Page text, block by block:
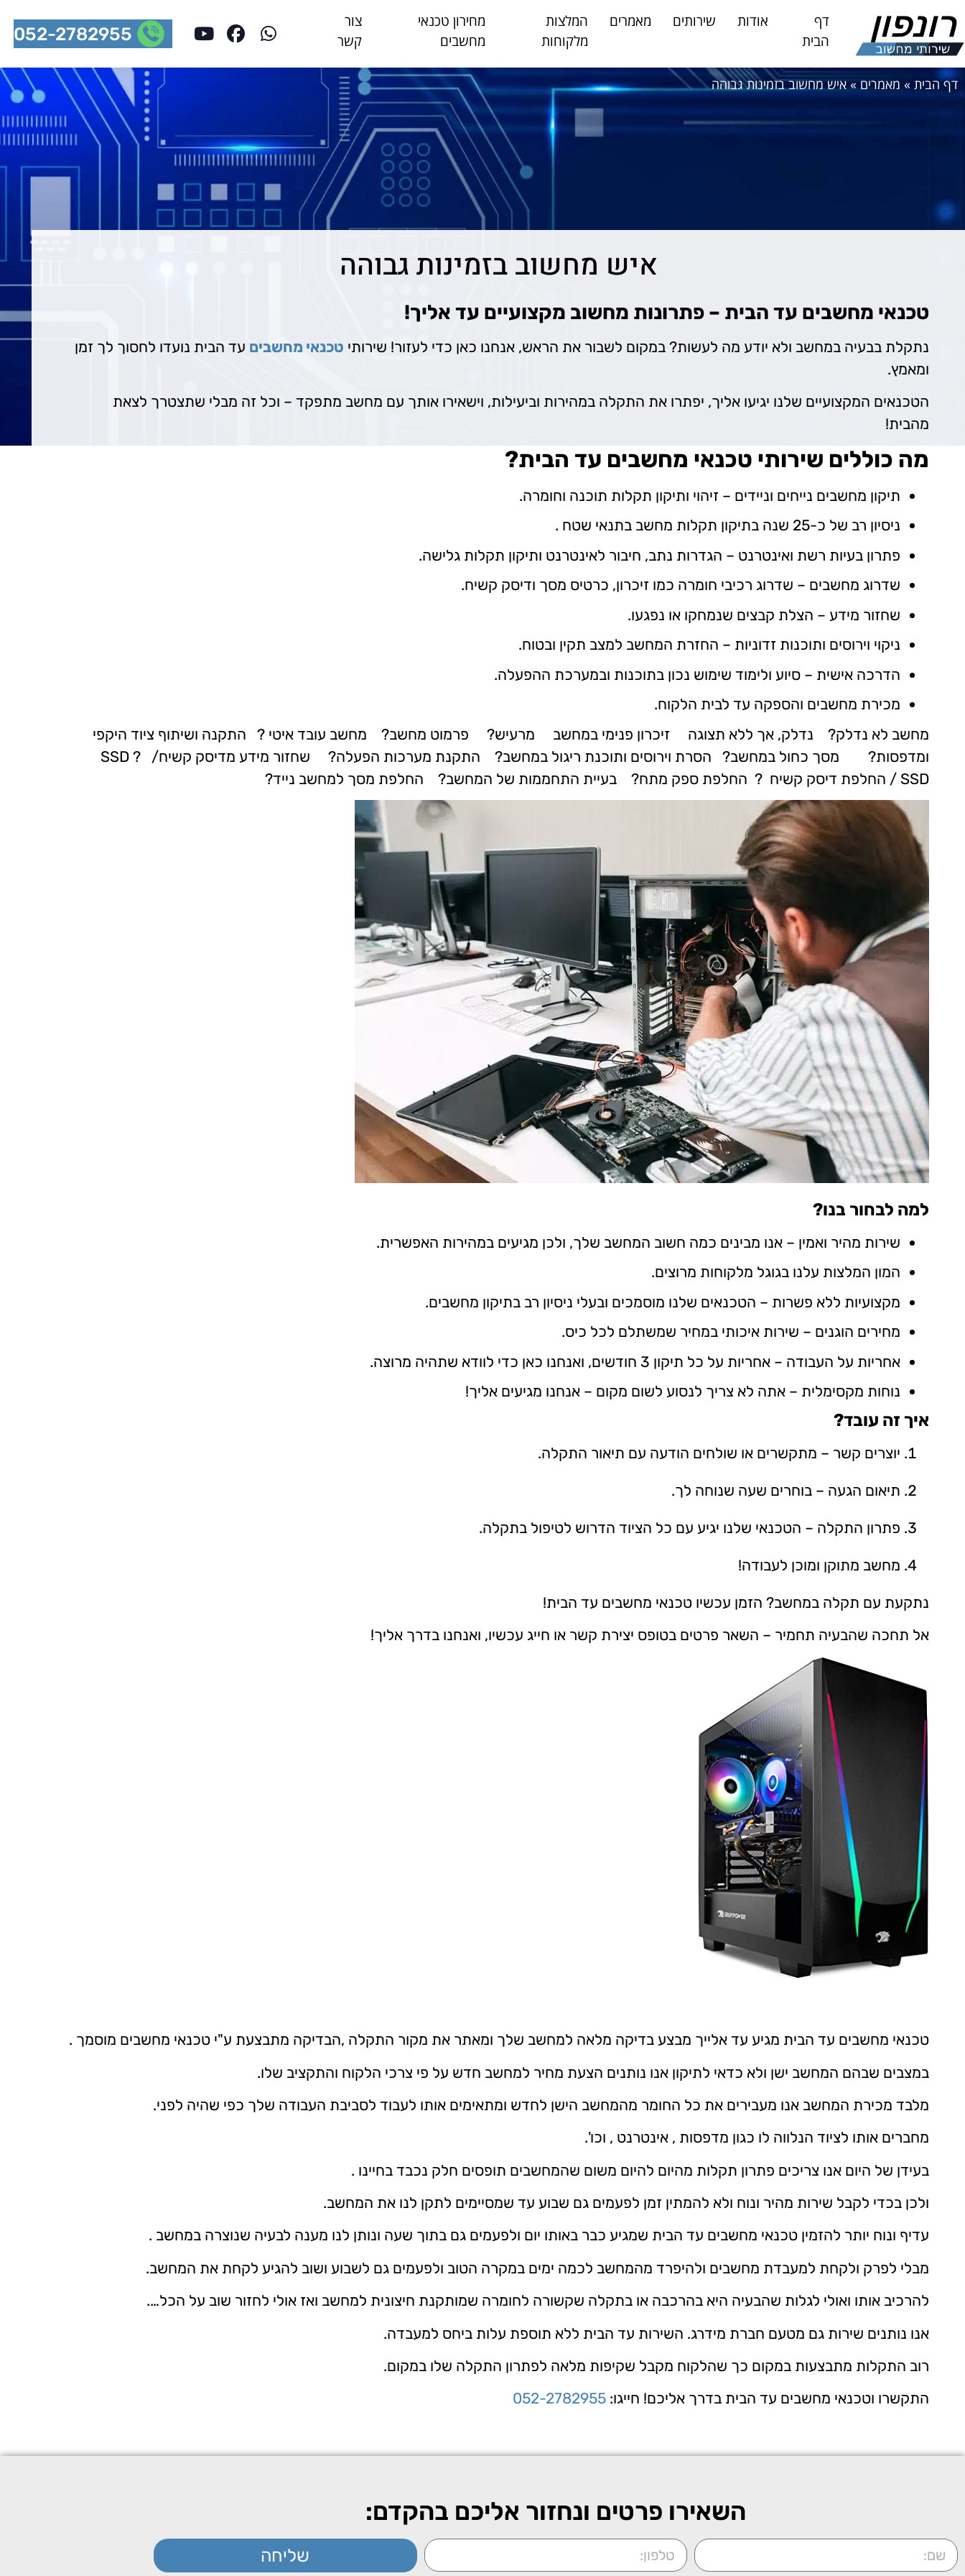
דף
הבית
אודות שירותים מאמרים
המלצות
מלקוחות
מחירון טכנאי
מחשבים
צור
קשר
052-2782955
דף הבית » מאמרים »איש מחשוב בזמינות גבוהה
איש מחשוב בזמינות גבוהה
טכנאי מחשבים עד הבית – פתרונות מחשוב מקצועיים עד אליך!
נתקלת בבעיה במחשב ולא יודע מה לעשות? במקום לשבור את הראש, אנחנו כאן כדי לעזור! שירותי טכנאי מחשבים עד הבית נועדו לחסוך לך זמן
ומאמץ.
הטכנאים המקצועיים שלנו יגיעו אליך, יפתרו את התקלה במהירות וביעילות, וישאירו אותך עם מחשב מתפקד – וכל זה מבלי שתצטרך לצאת
מהבית!
מה כוללים שירותי טכנאי מחשבים עד הבית?
תיקון מחשבים נייחים וניידים – זיהוי ותיקון תקלות תוכנה וחומרה.
ניסיון רב של כ-25 שנה בתיקון תקלות מחשב בתנאי שטח .
פתרון בעיות רשת ואינטרנט – הגדרות נתב, חיבור לאינטרנט ותיקון תקלות גלישה.
שדרוג מחשבים – שדרוג רכיבי חומרה כמו זיכרון, כרטיס מסך ודיסק קשיח.
שחזור מידע – הצלת קבצים שנמחקו או נפגעו.
ניקוי וירוסים ותוכנות זדוניות – החזרת המחשב למצב תקין ובטוח.
הדרכה אישית – סיוע ולימוד שימוש נכון בתוכנות ובמערכת ההפעלה.
מכירת מחשבים והספקה עד לבית הלקוח.
מחשב לא נדלק? נדלק, אך ללא תצוגה זיכרון פנימי במחשב מרעיש? פרמוט מחשב? מחשב עובד איטי ? התקנה ושיתוף ציוד היקפי
ומדפסות? מסך כחול במחשב? הסרת וירוסים ותוכנת ריגול במחשב? התקנת מערכות הפעלה? שחזור מידע מדיסק קשיח
/ SSD ?
החלפת דיסק קשיח / SSD ? החלפת ספק מתח? בעיית התחממות של המחשב? החלפת מסך למחשב נייד?
למה לבחור בנו?
שירות מהיר ואמין – אנו מבינים כמה חשוב המחשב שלך, ולכן מגיעים במהירות האפשרית.
המון המלצות עלנו בגוגל מלקוחות מרוצים.
מקצועיות ללא פשרות – הטכנאים שלנו מוסמכים ובעלי ניסיון רב בתיקון מחשבים.
מחירים הוגנים – שירות איכותי במחיר שמשתלם לכל כיס.
אחריות על העבודה – אחריות על כל תיקון 3 חודשים, ואנחנו כאן כדי לוודא שתהיה מרוצה.
נוחות מקסימלית – אתה לא צריך לנסוע לשום מקום – אנחנו מגיעים אליך!
איך זה עובד?
יוצרים קשר – מתקשרים או שולחים הודעה עם תיאור התקלה.
תיאום הגעה – בוחרים שעה שנוחה לך.
פתרון התקלה – הטכנאי שלנו יגיע עם כל הציוד הדרוש לטיפול בתקלה.
מחשב מתוקן ומוכן לעבודה!
נתקעת עם תקלה במחשב? הזמן עכשיו טכנאי מחשבים עד הבית!
אל תחכה שהבעיה תחמיר – השאר פרטים בטופס יצירת קשר או חייג עכשיו, ואנחנו בדרך אליך!
טכנאי מחשבים עד הבית מגיע עד אלייך מבצע בדיקה מלאה למחשב שלך ומאתר את מקור התקלה ,הבדיקה מתבצעת ע"י טכנאי מחשבים מוסמך .
במצבים שבהם המחשב ישן ולא כדאי לתיקון אנו נותנים הצעת מחיר למחשב חדש על פי צרכי הלקוח והתקציב שלו.
מלבד מכירת המחשב אנו מעבירים את כל החומר מהמחשב הישן לחדש ומתאימים אותו לעבוד לסביבת העבודה שלך כפי שהיה לפני.
מחברים אותו לציוד הנלווה לו כגון מדפסות , אינטרנט , וכו'.
בעידן של היום אנו צריכים פתרון תקלות מהיום להיום משום שהמחשבים תופסים חלק נכבד בחיינו .
ולכן בכדי לקבל שירות מהיר ונוח ולא להמתין זמן לפעמים גם שבוע עד שמסיימים לתקן לנו את המחשב.
עדיף ונוח יותר להזמין טכנאי מחשבים עד הבית שמגיע כבר באותו יום ולפעמים גם בתוך שעה ונותן לנו מענה לבעיה שנוצרה במחשב .
מבלי לפרק ולקחת למעבדת מחשבים ולהיפרד מהמחשב לכמה ימים במקרה הטוב ולפעמים גם לשבוע ושוב להגיע לקחת את המחשב.
להרכיב אותו ואולי לגלות שהבעיה היא בהרכבה או בתקלה שקשורה לחומרה שמותקנת חיצונית למחשב ואז אולי לחזור שוב על הכל….
אנו נותנים שירות גם מטעם חברת מידרג. השירות עד הבית ללא תוספת עלות ביחס למעבדה.
רוב התקלות מתבצעות במקום כך שהלקוח מקבל שקיפות מלאה לפתרון התקלה שלו במקום.
התקשרו וטכנאי מחשבים עד הבית בדרך אליכם! חייגו: 052-2782955
השאירו פרטים ונחזור אליכם בהקדם:
שליחה